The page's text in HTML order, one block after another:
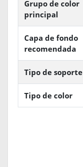
Grupo de color
principal
Capa de fondo
recomendada
Tipo de soporte
Tipo de color